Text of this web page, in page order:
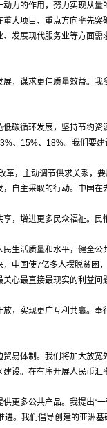
的作用，努力实现从量
大项目、重点方向率先
发展现代服务业等方面
求更佳质量效益。我
循环发展，坚持节约资
、15%、18%。我们要
主动调节供求关系，要
自主采取的行动。中国
增进更多民众福祉。民
活质量和水平，健全公
中国使7亿多人摆脱贫
心最直接最现实的利益
现更广互利共赢。奉
体制。我们将加大放宽
设。在有序开展人民币
多公共产品。我提出“
。我们倡导创建的亚洲